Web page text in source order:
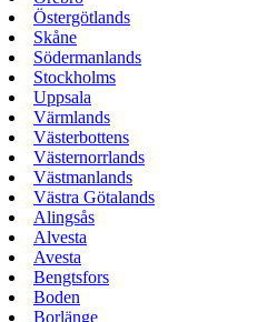
Östergötlands
Skåne
Södermanlands
Stockholms
Uppsala
Värmlands
Västerbottens
Västernorrlands
Västmanlands
Västra Götalands
Alingsås
Alvesta
Avesta
Bengtsfors
Boden
Borlänge